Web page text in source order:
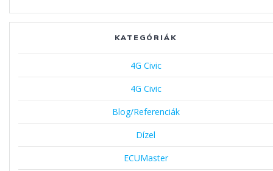
KATEGÓRIÁK
4G Civic
4G Civic
Blog/Referenciák
Dízel
ECUMaster